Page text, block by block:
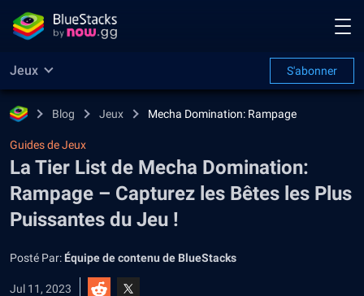
Jeux S'abonner
Blog Jeux Mecha Domination: Rampage
Guides de Jeux
La Tier List de Mecha Domination:
Rampage – Capturez les Bêtes les Plus
Puissantes du Jeu !
Posté Par: Équipe de contenu de BlueStacks
Jul 11, 2023